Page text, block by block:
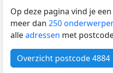
Op deze pagina vind je een
meer dan 250
alleadressen met
Overzicht postcode 4884